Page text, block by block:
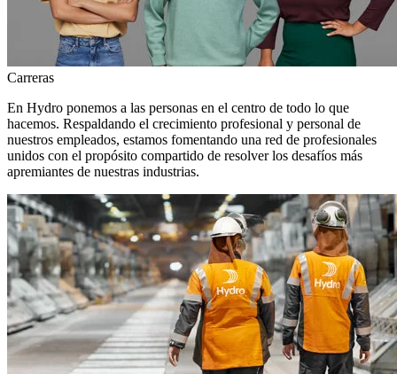
Carreras
En Hydro ponemos a las personas en el centro de todo lo que
hacemos. Respaldando el crecimiento profesional y personal de
nuestros empleados, estamos fomentando una red de profesionales
unidos con el propósito compartido de resolver los desafíos más
apremiantes de nuestras industrias.